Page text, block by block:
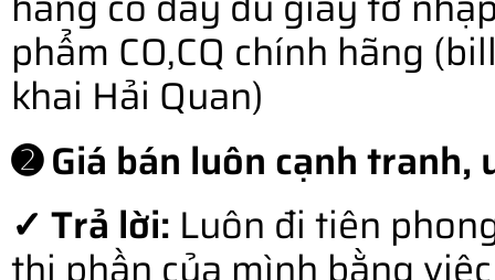
phẩm CO,CQ chính hãng
khai Hải Quan)
➋ Giá bán luôn cạnh tranh,
✓ Trả lời: Luôn đi tiên